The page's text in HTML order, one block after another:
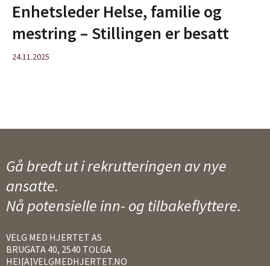
Enhetsleder Helse, familie og
mestring – Stillingen er besatt
24.11.2025
Gå bredt ut i rekrutteringen av nye
ansatte.
Nå potensielle inn- og tilbakeflyttere.
VELG MED HJERTET AS
BRUGATA 40, 2540 TOLGA
HEI[A]VELGMEDHJERTET.NO